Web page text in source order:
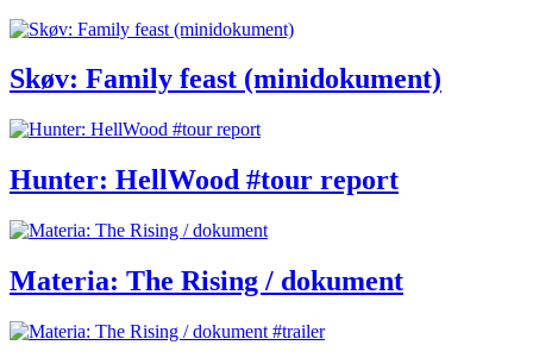
Skøv: Family feast (minidokument)
Hunter: HellWood #tour report
Materia: The Rising / dokument